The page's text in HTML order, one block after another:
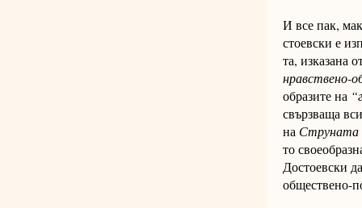
И все пак,
с­тоевски е
та, изказана
нравс­твено-
образите на
свързваща
на Струната
то
Достоевски
обществено-